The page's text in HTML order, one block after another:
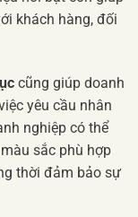
khách hàng, đối
cũng giúp doanh
yêu cầu nhân
nghiệp có thể
sắc phù hợp
thời đảm bảo sự